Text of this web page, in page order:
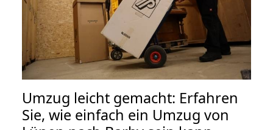
Umzug leicht gemacht: Erfahren
Sie, wie einfach ein Umzug von